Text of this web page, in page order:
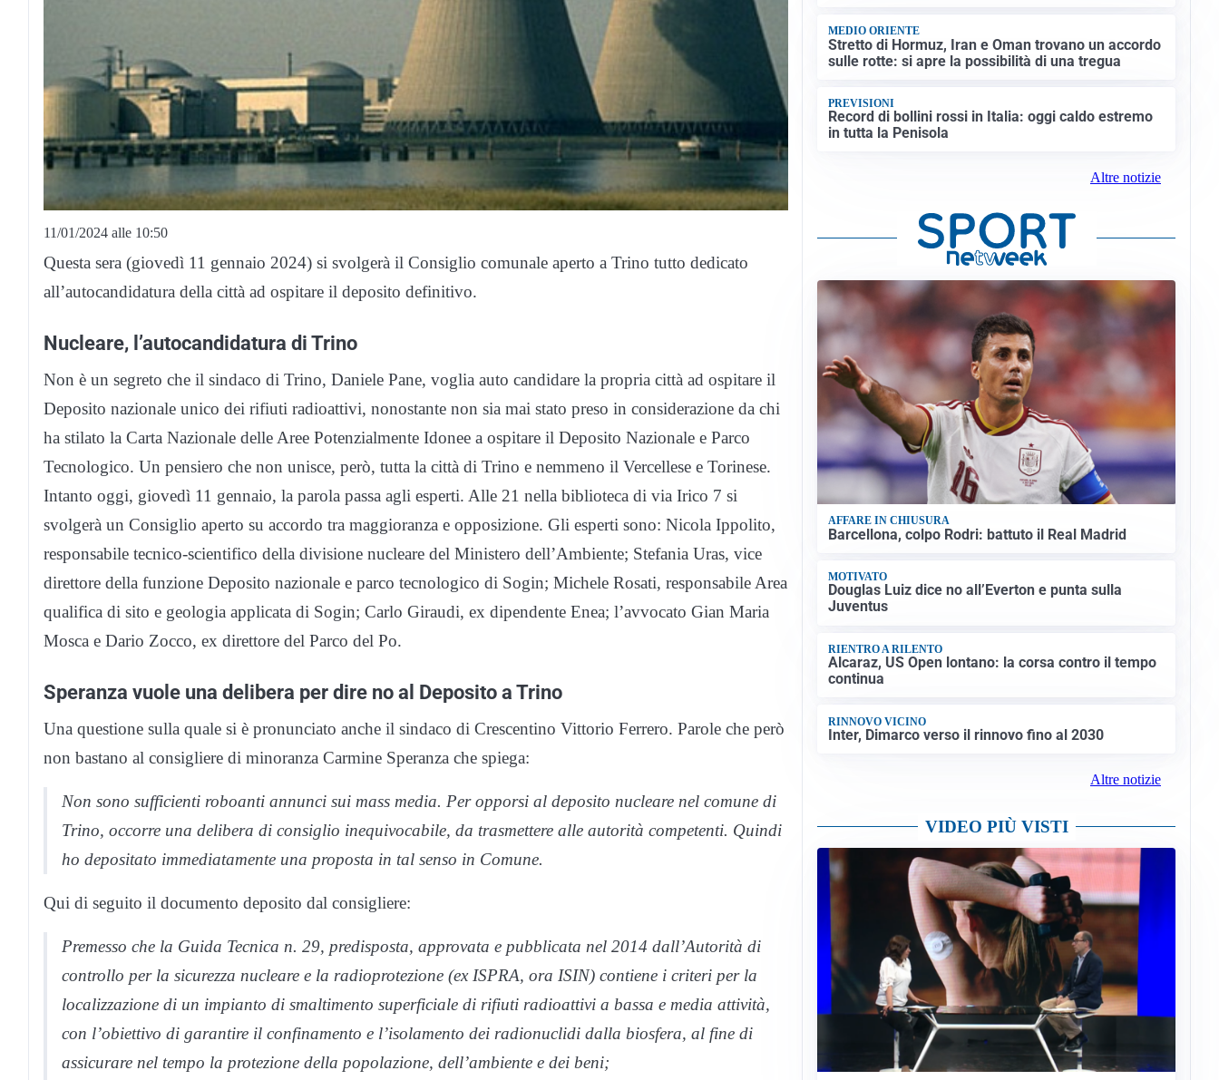
11/01/2024 alle 10:50
Questa sera (giovedì 11 gennaio 2024) si svolgerà il Consiglio comunale aperto a Trino tutto dedicato
all’autocandidatura della città ad ospitare il deposito definitivo.
Nucleare, l’autocandidatura di Trino
Non è un segreto che il sindaco di Trino, Daniele Pane, voglia auto candidare la propria città ad ospitare il
Deposito nazionale unico dei rifiuti radioattivi, nonostante non sia mai stato preso in considerazione da chi
ha stilato la Carta Nazionale delle Aree Potenzialmente Idonee a ospitare il Deposito Nazionale e Parco
Tecnologico. Un pensiero che non unisce, però, tutta la città di Trino e nemmeno il Vercellese e Torinese.
Intanto oggi, giovedì 11 gennaio, la parola passa agli esperti. Alle 21 nella biblioteca di via Irico 7 si
svolgerà un Consiglio aperto su accordo tra maggioranza e opposizione. Gli esperti sono: Nicola Ippolito,
responsabile tecnico-scientifico della divisione nucleare del Ministero dell’Ambiente; Stefania Uras, vice
direttore della funzione Deposito nazionale e parco tecnologico di Sogin; Michele Rosati, responsabile Area
qualifica di sito e geologia applicata di Sogin; Carlo Giraudi, ex dipendente Enea; l’avvocato Gian Maria
Mosca e Dario Zocco, ex direttore del Parco del Po.
Speranza vuole una delibera per dire no al Deposito a Trino
Una questione sulla quale si è pronunciato anche il sindaco di Crescentino Vittorio Ferrero. Parole che però
non bastano al consigliere di minoranza Carmine Speranza che spiega:
Non sono sufficienti roboanti annunci sui mass media. Per opporsi al deposito nucleare nel comune di
Trino, occorre una delibera di consiglio inequivocabile, da trasmettere alle autorità competenti. Quindi
ho depositato immediatamente una proposta in tal senso in Comune.
Qui di seguito il documento deposito dal consigliere:
Premesso che la Guida Tecnica n. 29, predisposta, approvata e pubblicata nel 2014 dall’Autorità di
controllo per la sicurezza nucleare e la radioprotezione (ex ISPRA, ora ISIN) contiene i criteri per la
localizzazione di un impianto di smaltimento superficiale di rifiuti radioattivi a bassa e media attività,
con l’obiettivo di garantire il confinamento e l’isolamento dei radionuclidi dalla biosfera, al fine di
assicurare nel tempo la protezione della popolazione, dell’ambiente e dei beni;
MEDIO ORIENTE
Stretto di Hormuz, Iran e Oman trovano un accordo
sulle rotte: si apre la possibilità di una tregua
PREVISIONI
Record di bollini rossi in Italia: oggi caldo estremo
in tutta la Penisola
Altre notizie
AFFARE IN CHIUSURA
Barcellona, colpo Rodri: battuto il Real Madrid
MOTIVATO
Douglas Luiz dice no all’Everton e punta sulla
Juventus
RIENTRO A RILENTO
Alcaraz, US Open lontano: la corsa contro il tempo
continua
RINNOVO VICINO
Inter, Dimarco verso il rinnovo fino al 2030
Altre notizie
VIDEO PIÙ VISTI